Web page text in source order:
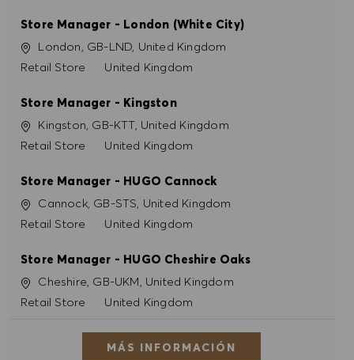
Store Manager - London (White City)
Ubicación
London, GB-LND, United Kingdom
Categoría
Retail Store United Kingdom
Store Manager - Kingston
Ubicación
Kingston, GB-KTT, United Kingdom
Categoría
Retail Store United Kingdom
Store Manager - HUGO Cannock
Ubicación
Cannock, GB-STS, United Kingdom
Categoría
Retail Store United Kingdom
Store Manager - HUGO Cheshire Oaks
Ubicación
Cheshire, GB-UKM, United Kingdom
Categoría
Retail Store United Kingdom
MÁS INFORMACIÓN